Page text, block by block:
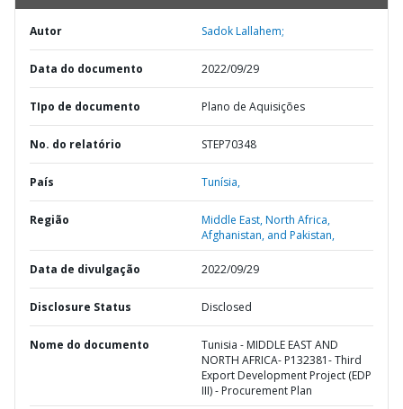
Autor Sadok Lallahem;
Data do documento 2022/09/29
TIpo de documento Plano de Aquisições
No. do relatório STEP70348
País Tunísia,
Região
Middle East, North Africa,
Afghanistan, and Pakistan,
Data de divulgação 2022/09/29
Disclosure Status Disclosed
Nome do documento
Tunisia - MIDDLE EAST AND
NORTH AFRICA- P132381- Third
Export Development Project (EDP
III) - Procurement Plan